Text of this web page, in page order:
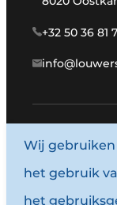
+32 50 36 81
©
Wij gebruiken
het gebruik
het